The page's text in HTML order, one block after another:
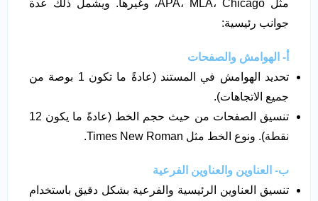
مثل APA، MLA، Chicago، وغيرها. ويشمل ذلك عدة
جوانب رئيسية:
أ- الهوامش والصفحات
تحديد الهوامش في المستند (عادةً ما تكون 1 بوصة من
جميع الاتجاهات).
تنسيق الصفحات من حيث حجم الخط (عادةً ما يكون 12
نقطة). ونوع الخط مثل Times New Roman.
ب- العناوين والعناوين الفرعية
تنسيق العناوين الرئيسية والفرعية بشكل دقيق باستخدام